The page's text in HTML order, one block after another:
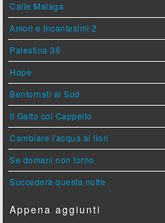
Calle Malaga
Amori e Incantesimi 2
Palestina 36
Hope
Bentornati al Sud
Il Gatto col Cappello
Cambiare l'acqua ai fiori
Se domani non torno
Succederà questa notte
Appena aggiunti